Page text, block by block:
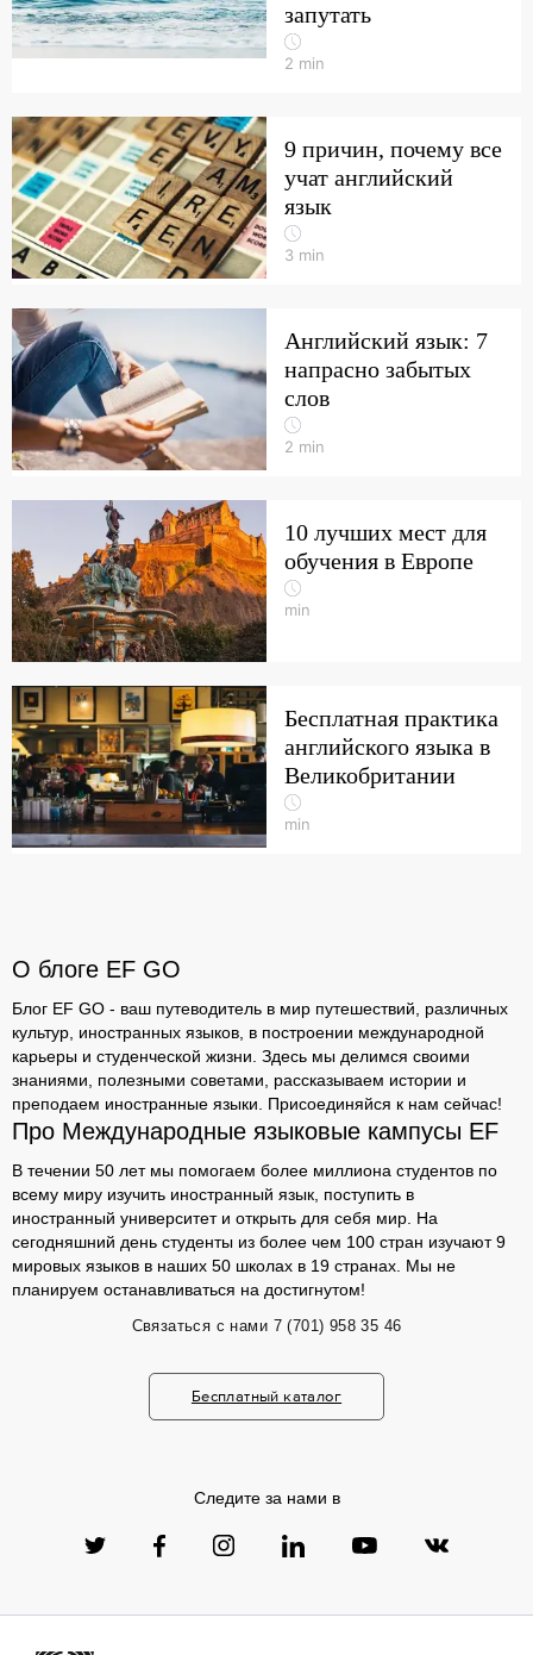
запутать
2 min
9 причин, почему все
учат английский
язык
3 min
Английский язык: 7
напрасно забытых
слов
2 min
10 лучших мест для
обучения в Европе
min
Бесплатная практика
английского языка в
Великобритании
min
О блоге EF GO
Блог EF GO - ваш путеводитель в мир путешествий, различных
культур, иностранных языков, в построении международной
карьеры и студенческой жизни. Здесь мы делимся своими
знаниями, полезными советами, рассказываем истории и
преподаем иностранные языки. Присоединяйся к нам сейчас!
Про Международные языковые кампусы EF
В течении 50 лет мы помогаем более миллиона студентов по
всему миру изучить иностранный язык, поступить в
иностранный университет и открыть для себя мир. На
сегодняшний день студенты из более чем 100 стран изучают 9
мировых языков в наших 50 школах в 19 странах. Мы не
планируем останавливаться на достигнутом!
Связаться с нами 7 (701) 958 35 46
Бесплатный каталог
Следите за нами в